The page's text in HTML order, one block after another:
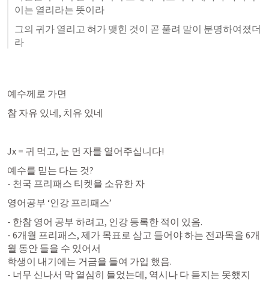
이는 열리라는 뜻이라
그의 귀가 열리고 혀가 맺힌 것이 곧 풀려 말이 분명하여졌더
라
예수께로 가면
참 자유 있네, 치유 있네
예수를 믿는 다는 것?
- 천국 프리패스 티켓을 소유한 자
영어공부 ‘인강 프리패스’
- 한참 영어 공부 하려고, 인강 등록한 적이 있음.
- 6개월 프리패스, 제가 목표로 삼고 들어야 하는 전과목을 6개
월 동안 들을 수 있어서
학생이 내기에는 거금을 들여 가입 했음.
- 너무 신나서 막 열심히 들었는데, 역시나 다 듣지는 못했지